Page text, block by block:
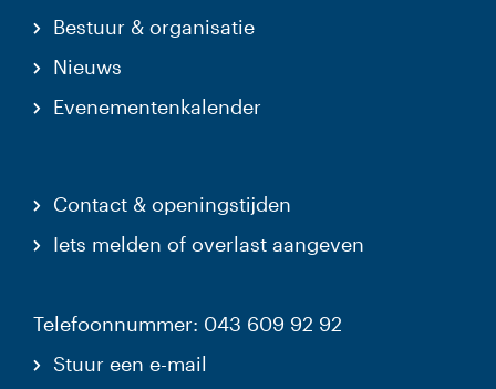
Bestuur & organisatie
Nieuws
Evenementenkalender
Contact & openingstijden
Iets melden of overlast aangeven
Telefoonnummer: 043 609 92 92
Stuur een e-mail